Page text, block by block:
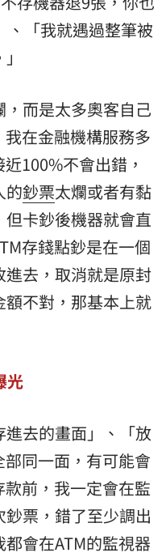
、「我就遇過整筆被
而是太多奧客自己
在金融機構服務多
100%不會出錯，
的鈔票太爛或者有黏
卡鈔後機器就會直
存錢點鈔是在一個
去，取消就是原封
不對，那基本上就
光
去的畫面」、「放
同一面，有可能會
前，我一定會在監
票，錯了至少調出
會在ATM的監視器